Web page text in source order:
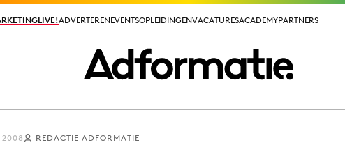
ADVERTERENEVENTSOPLEIDINGENVACATURESACADEMYPARTNERS
ADVERTERENEVENTSOPLEIDINGENVACATURESACADEMYPARTNERS
2008 REDACTIE ADFORMATIE